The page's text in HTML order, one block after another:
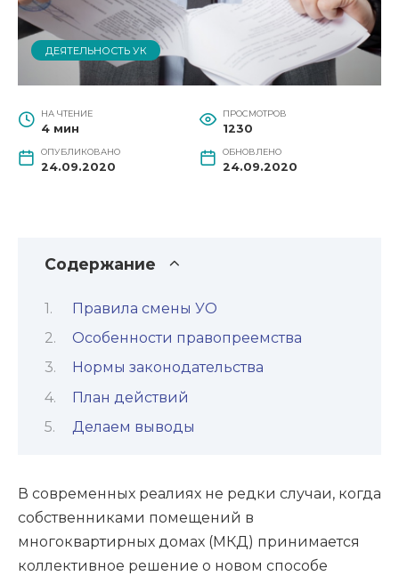
ДЕЯТЕЛЬНОСТЬ УК
НА ЧТЕНИЕ
4 мин
ПРОСМОТРОВ
1230
ОПУБЛИКОВАНО
24.09.2020
ОБНОВЛЕНО
24.09.2020
Содержание
Правила смены УО
Особенности правопреемства
Нормы законодательства
План действий
Делаем выводы
В современных реалиях не редки случаи, когда
собственниками помещений в
многоквартирных домах (МКД) принимается
коллективное решение о новом способе